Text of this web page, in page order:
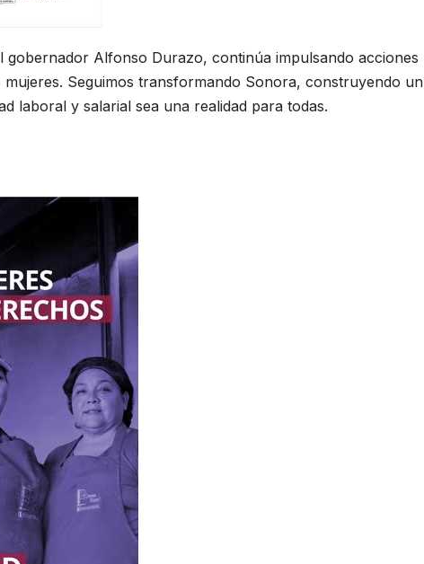
Alfonso Durazo, continúa impulsando acciones
Seguimos transformando Sonora, construyendo un
laboral y salarial sea una realidad para todas.